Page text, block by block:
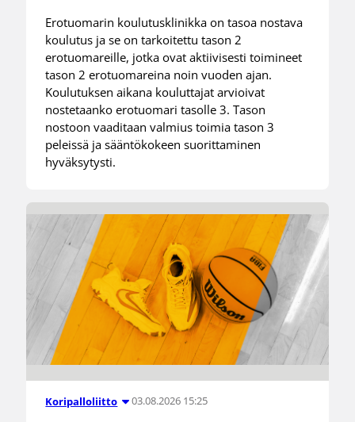
Erotuomarin koulutusklinikka on tasoa nostava
koulutus ja se on tarkoitettu tason 2
erotuomareille, jotka ovat aktiivisesti toimineet
tason 2 erotuomareina noin vuoden ajan.
Koulutuksen aikana kouluttajat arvioivat
nostetaanko erotuomari tasolle 3. Tason
nostoon vaaditaan valmius toimia tason 3
peleissä ja sääntökokeen suorittaminen
hyväksytysti.
Koripalloliitto 03.08.2026 15:25